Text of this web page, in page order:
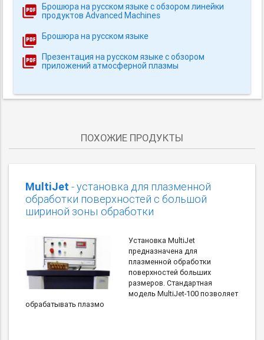
Брошюра на русском языке с обзором линейки
продуктов Advanced Machines
Брошюра на русском языке
Презентация на русском языке с обзором
приложений атмосферной плазмы
ПОХОЖИЕ ПРОДУКТЫ
MultiJet - установка для плазменной
обработки поверхностей с большой
шириной зоны обработки
Установка MultiJet
предназначена для
плазменной обработки
поверхностей больших
размеров. Стандартная
модель MultiJet-100 позволяет
обрабатывать плазмо